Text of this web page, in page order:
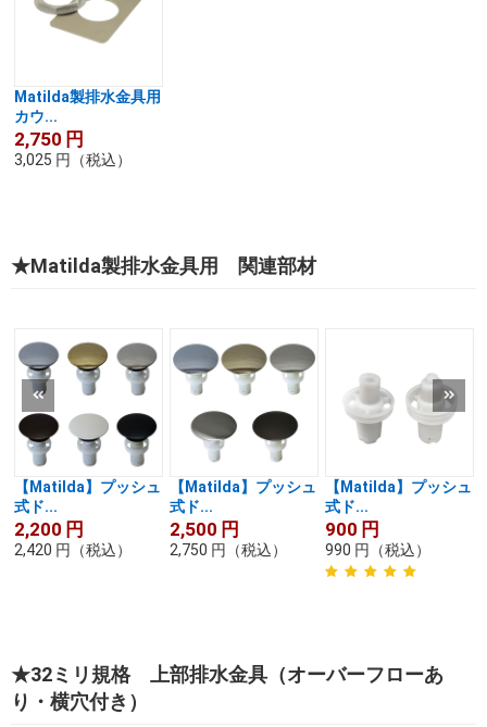
Matilda製排水金具用
カウ...
2,750 円
3,025 円 （税込）
★Matilda製排水金具用 関連部材
【Matilda】プッシュ
式ド...
2,200 円
2,420 円 （税込）
【Matilda】プッシュ
式ド...
2,500 円
2,750 円 （税込）
【Matilda】プッシュ
式ド...
900 円
990 円 （税込）
★32ミリ規格 上部排水金具（オーバーフローあ
り・横穴付き）